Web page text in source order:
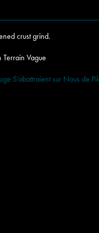
crust grind.
Vague
S’abattraient sur Nous de